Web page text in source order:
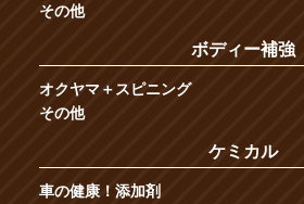
その他
ボディー補強
オクヤマ＋スピニング
その他
ケミカル
車の健康！添加剤